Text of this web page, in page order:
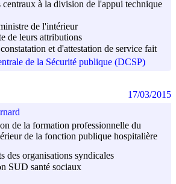
centraux à la division de l'appui technique
de l'intérieur
de leurs attributions
et d'attestation de service fait
de la Sécurité publique (DCSP)
de la formation professionnelle du
de la fonction publique hospitalière
des organisations syndicales
SUD santé sociaux
17/03/2015